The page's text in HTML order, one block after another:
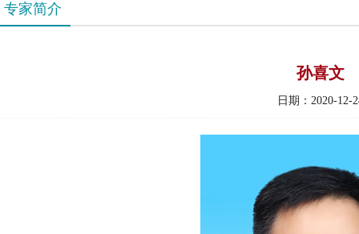
专家简介
孙喜文
日期：2020-12-